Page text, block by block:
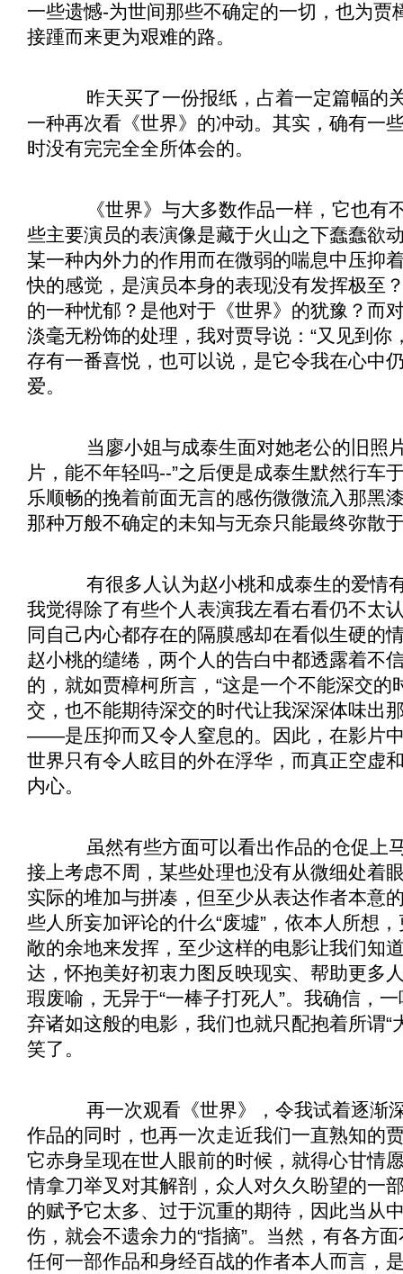
一些遗憾-为世间那些不确定的一切，也为贾
接踵而来更为艰难的路。
昨天买了一份报纸，占着一定篇幅的
一种再次看《世界》的冲动。其实，确有一
时没有完完全全所体会的。
《世界》与大多数作品一样，它也有
些主要演员的表演像是藏于火山之下蠢蠢欲
某一种内外力的作用而在微弱的喘息中压抑
快的感觉，是演员本身的表现没有发挥极至
的一种忧郁？是他对于《世界》的犹豫？而
淡毫无粉饰的处理，我对贾导说：“又见到你
存有一番喜悦，也可以说，是它令我在心中
爱。
当廖小姐与成泰生面对她老公的旧照片
片，能不年轻吗--”之后便是成泰生默然行车
乐顺畅的挽着前面无言的感伤微微流入那黑
那种万般不确定的未知与无奈只能最终弥散
有很多人认为赵小桃和成泰生的爱情
我觉得除了有些个人表演我左看右看仍不太
同自己内心都存在的隔膜感却在看似生硬的
赵小桃的缱绻，两个人的告白中都透露着
的，就如贾樟柯所言，“这是一个不能深交的
交，也不能期待深交的时代让我深深体味出
——是压抑而又令人窒息的。因此，在影片
世界只有令人眩目的外在浮华，而真正空虚
内心。
虽然有些方面可以看出作品的仓促上
接上考虑不周，某些处理也没有从微细处着
实际的堆加与拼凑，但至少从表达作者本意
些人所妄加评论的什么“废墟”，依本人所想
敞的余地来发挥，至少这样的电影让我们知
达，怀抱美好初衷力图反映现实、帮助更多
瑕废喻，无异于“一棒子打死人”。我确信，
弃诸如这般的电影，我们也就只配抱着所谓“
笑了。
再一次观看《世界》，令我试着逐渐
作品的同时，也再一次走近我们一直熟知的
它赤身呈现在世人眼前的时候，就得心甘情
情拿刀举叉对其解剖，众人对久久盼望的一
的赋予它太多、过于沉重的期待，因此当从
伤，就会不遗余力的“指摘”。当然，有各方
任何一部作品和身经百战的作者本人而言，